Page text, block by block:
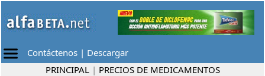
Contáctenos | Descargar
PRINCIPAL | PRECIOS DE MEDICAMENTOS